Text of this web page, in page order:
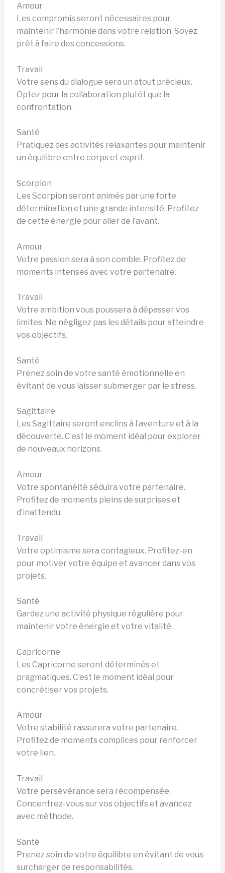
Amour
Les compromis seront nécessaires pour
maintenir l’harmonie dans votre relation. Soyez
prêt à faire des concessions.
Travail
Votre sens du dialogue sera un atout précieux.
Optez pour la collaboration plutôt que la
confrontation.
Santé
Pratiquez des activités relaxantes pour maintenir
un équilibre entre corps et esprit.
Scorpion
Les Scorpion seront animés par une forte
détermination et une grande intensité. Profitez
de cette énergie pour aller de l’avant.
Amour
Votre passion sera à son comble. Profitez de
moments intenses avec votre partenaire.
Travail
Votre ambition vous poussera à dépasser vos
limites. Ne négligez pas les détails pour atteindre
vos objectifs.
Santé
Prenez soin de votre santé émotionnelle en
évitant de vous laisser submerger par le stress.
Sagittaire
Les Sagittaire seront enclins à l’aventure et à la
découverte. C’est le moment idéal pour explorer
de nouveaux horizons.
Amour
Votre spontanéité séduira votre partenaire.
Profitez de moments pleins de surprises et
d’inattendu.
Travail
Votre optimisme sera contagieux. Profitez-en
pour motiver votre équipe et avancer dans vos
projets.
Santé
Gardez une activité physique régulière pour
maintenir votre énergie et votre vitalité.
Capricorne
Les Capricorne seront déterminés et
pragmatiques. C’est le moment idéal pour
concrétiser vos projets.
Amour
Votre stabilité rassurera votre partenaire.
Profitez de moments complices pour renforcer
votre lien.
Travail
Votre persévérance sera récompensée.
Concentrez-vous sur vos objectifs et avancez
avec méthode.
Santé
Prenez soin de votre équilibre en évitant de vous
surcharger de responsabilités.